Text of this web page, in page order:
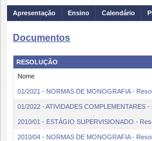
Apresentação Ensino Calendário
Documentos
RESOLUÇÃO
Nome
01/2021 - NORMAS DE MONOGRAFIA -
01/2022 - ATIVIDADES COMPLEMENTARES
2010/01 - ESTÁGIO SUPERVISIONADO -
2010/04 - NORMAS DE MONOGRAFIA -